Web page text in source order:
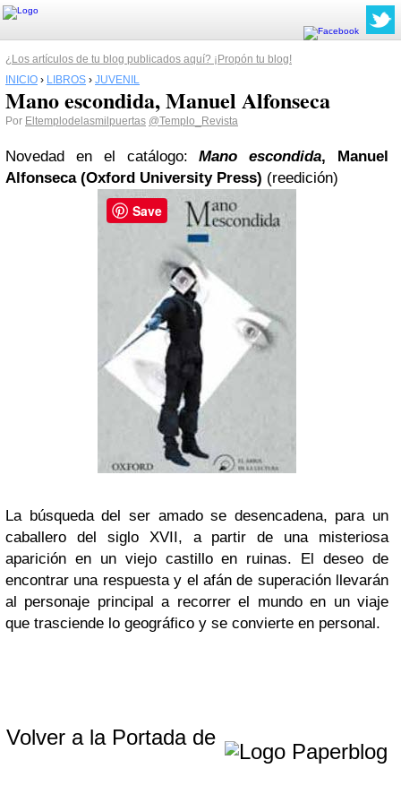
¿Los artículos de tu blog publicados aquí? ¡Propón tu blog!
INICIO › LIBROS › JUVENIL
Mano escondida, Manuel Alfonseca
Por Eltemplodelasmilpuertas @Templo_Revista
Novedad en el catálogo:Mano escondida, Manuel
Alfonseca (Oxford University Press) (reedición)
La búsqueda del ser amado se desencadena, para un
caballero del siglo XVII, a partir de una misteriosa
aparición en un viejo castillo en ruinas. El deseo de
encontrar una respuesta y el afán de superación llevarán
al personaje principal a recorrer el mundo en un viaje
que trasciende lo geográfico y se convierte en personal.
Volver a la Portada de
Save